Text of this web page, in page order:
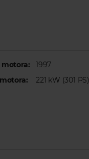
1997
221 kW (301 PS)